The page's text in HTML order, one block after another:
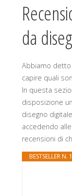
da
Abbiamo
capire quali
In questa
disposizione
disegno
accedendo
recensioni di
BESTSELLER N. 1